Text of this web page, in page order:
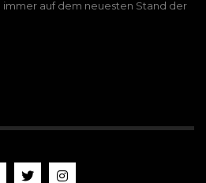
immer auf dem neuesten Stand der